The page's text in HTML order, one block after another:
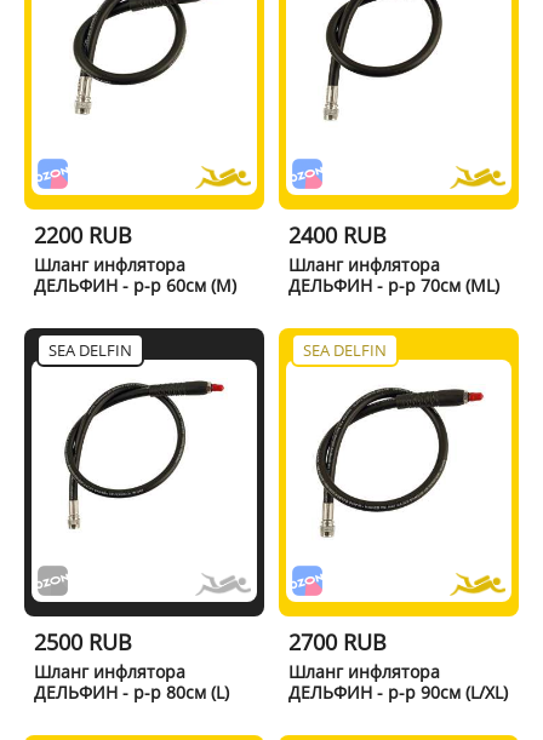
2200 RUB
Шланг инфлятора
ДЕЛЬФИН - р-р 60см (M)
2400 RUB
Шланг инфлятора
ДЕЛЬФИН - р-р 70см (ML)
SEA DELFIN
2500 RUB
Шланг инфлятора
ДЕЛЬФИН - р-р 80см (L)
SEA DELFIN
2700 RUB
Шланг инфлятора
ДЕЛЬФИН - р-р 90см (L/XL)